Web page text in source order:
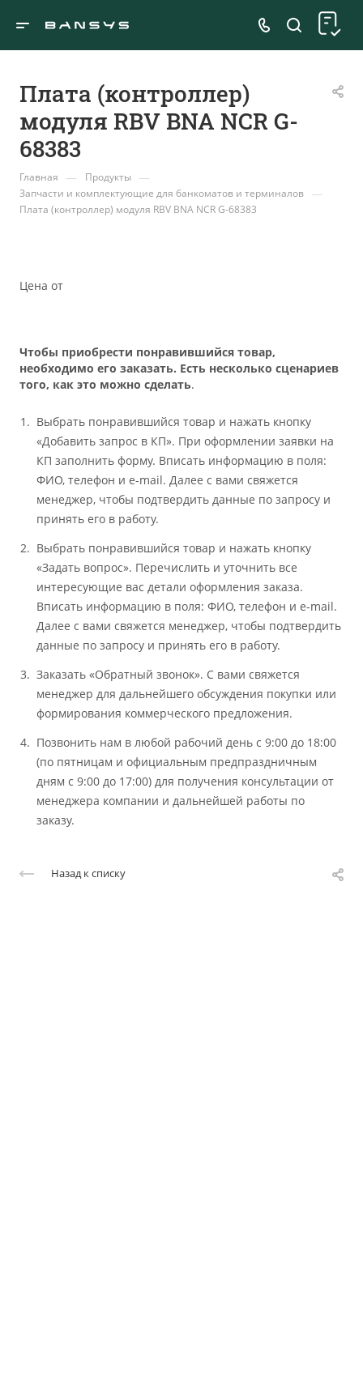
Плата (контроллер)
модуля RBV BNA NCR G-
68383
Главная — Продукты —
Запчасти и комплектующие для банкоматов и терминалов —
Плата (контроллер) модуля RBV BNA NCR G-68383
Цена от
Чтобы приобрести понравившийся товар,
необходимо его заказать. Есть несколько сценариев
того, как это можно сделать.
Выбрать понравившийся товар и нажать кнопку
«Добавить запрос в КП». При оформлении заявки на
КП заполнить форму. Вписать информацию в поля:
ФИО, телефон и e-mail. Далее с вами свяжется
менеджер, чтобы подтвердить данные по запросу и
принять его в работу.
Выбрать понравившийся товар и нажать кнопку
«Задать вопрос». Перечислить и уточнить все
интересующие вас детали оформления заказа.
Вписать информацию в поля: ФИО, телефон и e-mail.
Далее с вами свяжется менеджер, чтобы подтвердить
данные по запросу и принять его в работу.
Заказать «Обратный звонок». С вами свяжется
менеджер для дальнейшего обсуждения покупки или
формирования коммерческого предложения.
Позвонить нам в любой рабочий день с 9:00 до 18:00
(по пятницам и официальным предпраздничным
дням с 9:00 до 17:00) для получения консультации от
менеджера компании и дальнейшей работы по
заказу.
Назад к списку